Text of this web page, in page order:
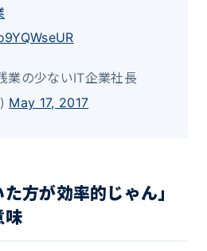
業の少ないIT企業社長
May 17, 2017
方が効率的じゃん」
味